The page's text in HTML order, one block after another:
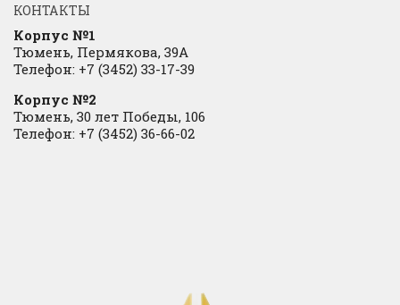
КОНТАКТЫ
Корпус №1
Тюмень, Пермякова, 39А
Телефон: +7 (3452) 33-17-39
Корпус №2
Тюмень, 30 лет Победы, 106
Телефон: +7 (3452) 36-66-02